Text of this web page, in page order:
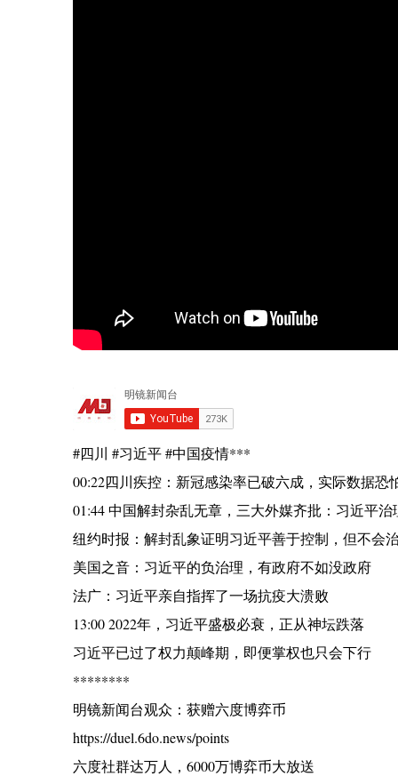
#四川 #习近平 #中国疫情***
00:22四川疾控：新冠感染率已破六成，实际数据恐
01:44 中国解封杂乱无章，三大外媒齐批：习近平治
纽约时报：解封乱象证明习近平善于控制，但不会
美国之音：习近平的负治理，有政府不如没政府
法广：习近平亲自指挥了一场抗疫大溃败
13:00 2022年，习近平盛极必衰，正从神坛跌落
习近平已过了权力颠峰期，即便掌权也只会下行
********
明镜新闻台观众：获赠六度博弈币
https://duel.6do.news/points
六度社群达万人，6000万博弈币大放送